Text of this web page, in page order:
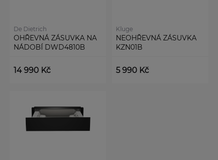
De Dietrich
OHŘEVNÁ ZÁSUVKA NA
NÁDOBÍ DWD4810B
14 990 Kč
Kluge
NEOHŘEVNÁ ZÁSUVKA
KZN01B
5 990 Kč